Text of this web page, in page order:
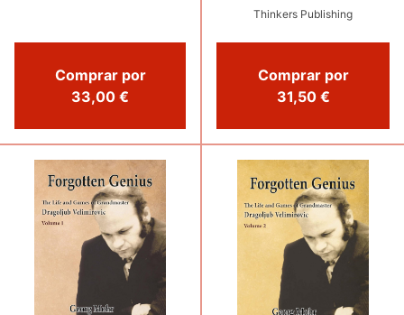
Comprar por
33,00 €
Thinkers Publishing
Comprar por
31,50 €